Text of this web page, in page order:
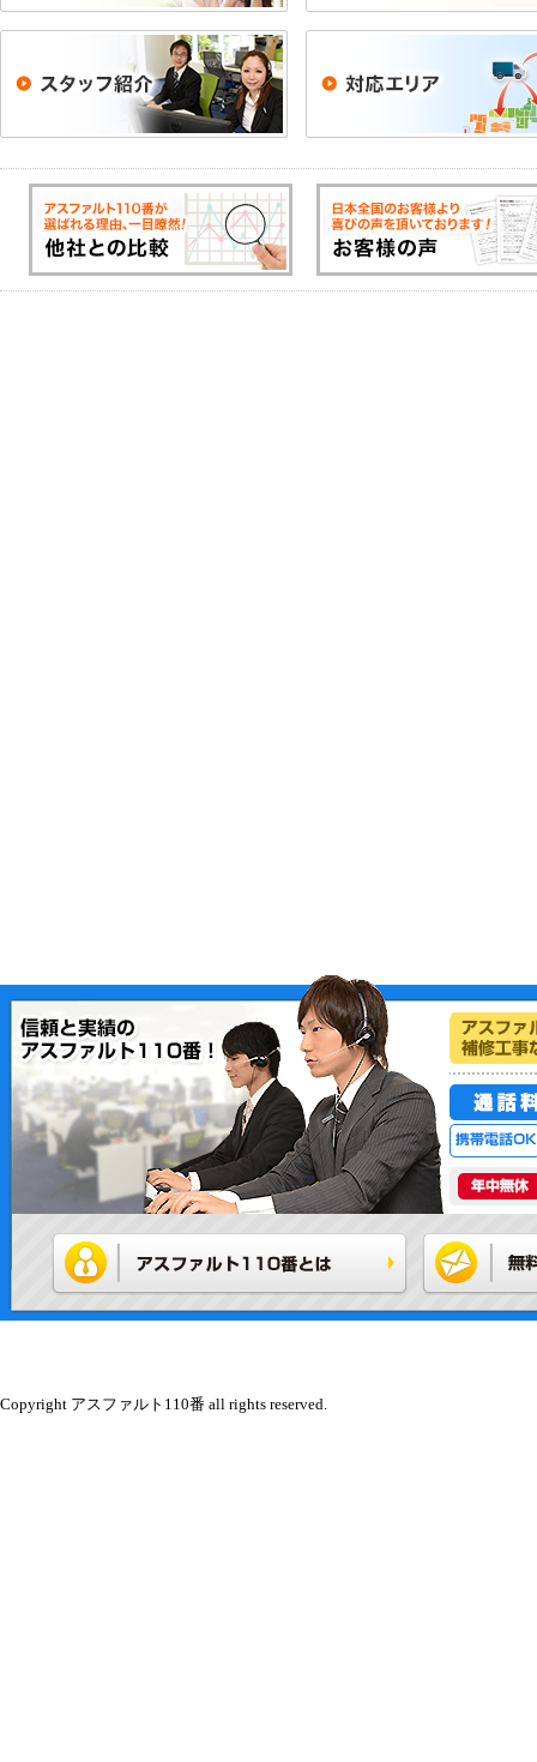
Copyright アスファルト110番 all rights reserved.